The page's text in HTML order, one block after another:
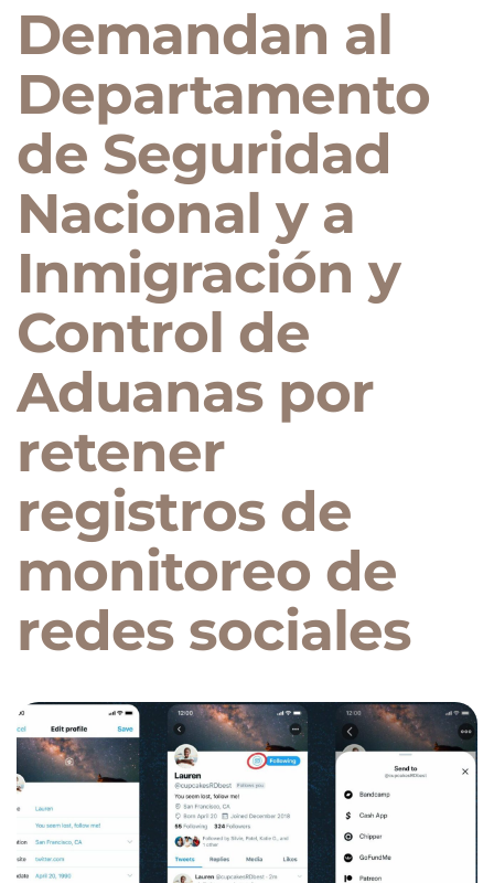
Demandan al
Departamento
de Seguridad
Nacional y a
Inmigración y
Control de
Aduanas por
retener
registros de
monitoreo de
redes sociales